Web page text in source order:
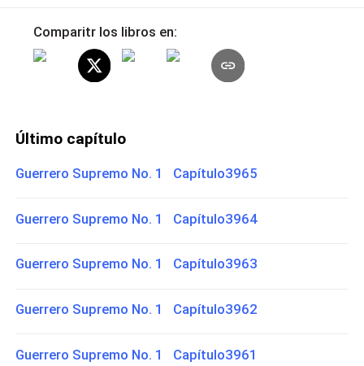
Comparitr los libros en:
Último capítulo
Guerrero Supremo No. 1 Capítulo3965
Guerrero Supremo No. 1 Capítulo3964
Guerrero Supremo No. 1 Capítulo3963
Guerrero Supremo No. 1 Capítulo3962
Guerrero Supremo No. 1 Capítulo3961